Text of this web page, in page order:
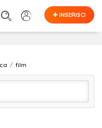
INSERISCI
film